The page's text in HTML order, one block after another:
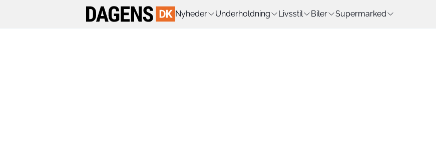
Nyheder Underholdning Livsstil Biler Supermarked